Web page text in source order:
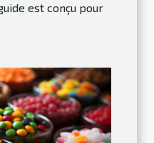
est conçu pour